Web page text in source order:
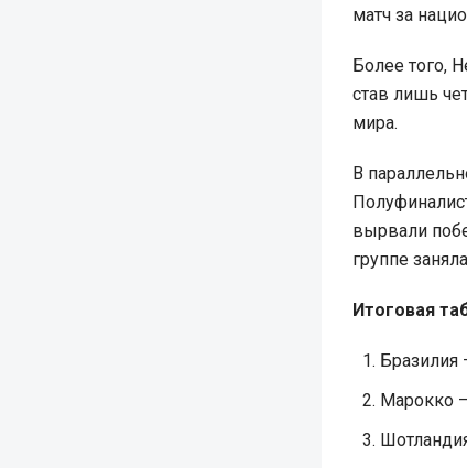
матч за
Более того,
став лишь
мира.
В
вырвали
группе
Итоговая
Бразилия
Марокко